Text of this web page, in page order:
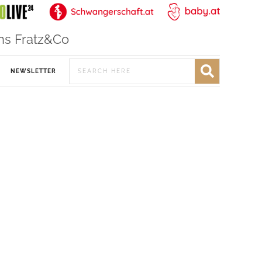
Fratz&Co
NEWSLETTER